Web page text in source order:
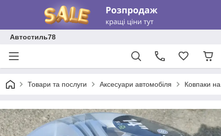
Автостиль78
Товари та послуги Аксесуари автомобіля Ковпаки